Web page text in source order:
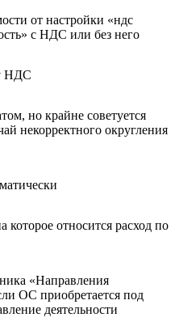
от настройки «ндс
с НДС или без него
НДС
но крайне советуется
некорректного округления
которое относится расход по
«Направления
ОС приобретается под
деятельности